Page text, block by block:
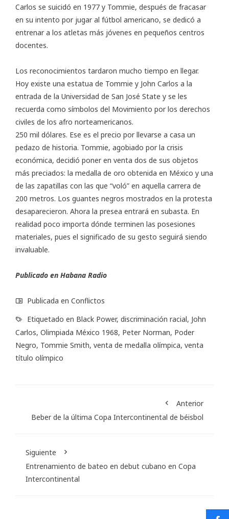
Carlos se suicidó en 1977 y Tommie, después de fracasar
en su intento por jugar al fútbol americano, se dedicó a
entrenar a los atletas más jóvenes en pequeños centros
docentes.
Los reconocimientos tardaron mucho tiempo en llegar.
Hoy existe una estatua de Tommie y John Carlos a la
entrada de la Universidad de San José State y se les
recuerda como símbolos del Movimiento por los derechos
civiles de los afro norteamericanos.
250 mil dólares. Ese es el precio por llevarse a casa un
pedazo de historia. Tommie, agobiado por la crisis
económica, decidió poner en venta dos de sus objetos
más preciados: la medalla de oro obtenida en México y una
de las zapatillas con las que “voló” en aquella carrera de
200 metros. Los guantes negros mostrados en la protesta
desaparecieron. Ahora la presea entrará en subasta. En
realidad poco importa dónde terminen las posesiones
materiales, pues el significado de su gesto seguirá siendo
invaluable.
Publicado en Habana Radio
Publicada en Conflictos
Etiquetado en Black Power, discriminación racial, John
Carlos, Olimpiada México 1968, Peter Norman, Poder
Negro, Tommie Smith, venta de medalla olímpica, venta
título olímpico
Anterior
Beber de la última Copa Intercontinental de béisbol
Siguiente
Entrenamiento de bateo en debut cubano en Copa
Intercontinental